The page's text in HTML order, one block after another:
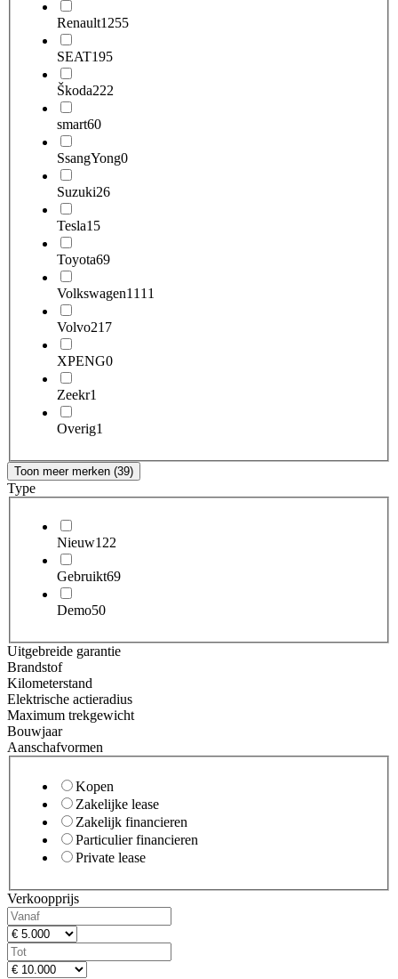
Renault1255
SEAT195
Škoda222
smart60
SsangYong0
Suzuki26
Tesla15
Toyota69
Volkswagen1111
Volvo217
XPENG0
Zeekr1
Overig1
Toon meer merken (39)
Type
Nieuw122
Gebruikt69
Demo50
Uitgebreide garantie
Brandstof
Kilometerstand
Elektrische actieradius
Maximum trekgewicht
Bouwjaar
Aanschafvormen
Kopen
Zakelijke lease
Zakelijk financieren
Particulier financieren
Private lease
Verkoopprijs